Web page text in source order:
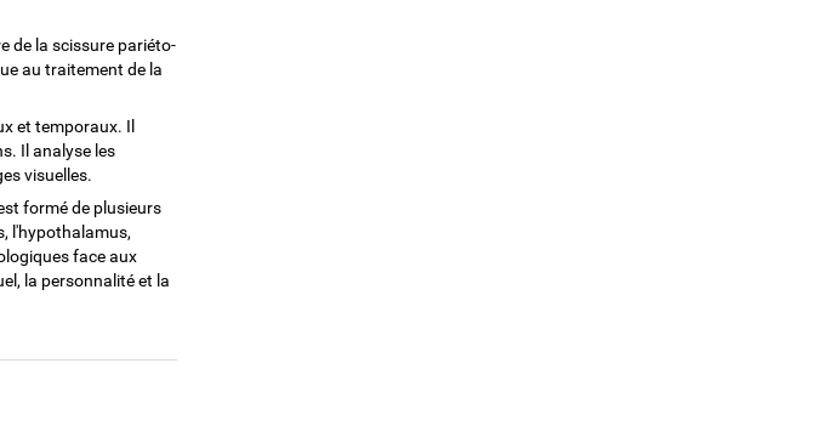
de la scissure pariéto-
au traitement de la
et temporaux. Il
Il analyse les
visuelles.
formé de plusieurs
l'hypothalamus,
face aux
la personnalité et la